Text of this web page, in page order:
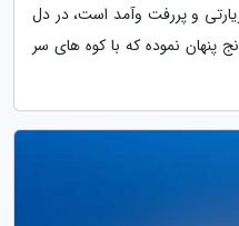
و پررفت وآمد است، در دل
پنهان نموده که با کوه های سر